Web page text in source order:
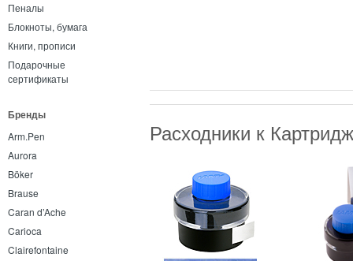
Пеналы
Блокноты, бумага
Книги, прописи
Подарочные
сертификаты
Бренды
Arm.Pen
Aurora
Böker
Brause
Caran d’Ache
Carioca
Clairefontaine
Расходники к